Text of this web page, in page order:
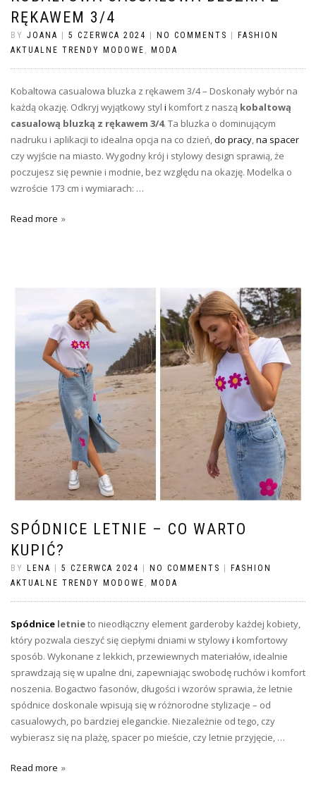
RĘKAWEM 3/4
BY JOANA 5 CZERWCA 2024 NO COMMENTS
FASHION
AKTUALNE TRENDY MODOWE , MODA
Kobaltowa casualowa bluzka z rękawem 3/4 – Doskonały wybór na
każdą okazję. Odkryj wyjątkowy styl i komfort z naszą kobaltową
casualową bluzką z rękawem 3/4. Ta bluzka o dominującym
nadruku i aplikacji to idealna opcja na co dzień,do pracy,na spacer
czy wyjście na miasto. Wygodny krój i stylowy design sprawią, że
poczujesz się pewnie i modnie, bez względu na okazję. Modelka o
wzroście 173 cm i wymiarach: …
Read more
SPÓDNICE LETNIE – CO WARTO
KUPIĆ?
BY LENA | 5 CZERWCA 2024 | NO COMMENTS | FASHION
AKTUALNE TRENDY MODOWE
MODA
Spódnice letnieto nieodłączny element garderoby każdej kobiety,
który pozwala cieszyć się ciepłymi dniami w stylowyi komfortowy
sposób. Wykonane z lekkich, przewiewnych materiałów, idealnie
sprawdzają się w upalne dni, zapewniając swobodę ruchów i komfort
noszenia. Bogactwo fasonów, długości i wzorów sprawia, że letnie
spódnice doskonale wpisują się w różnorodne stylizacje – od
casualowych, po bardziej eleganckie. Niezależnie od tego, czy
wybierasz się na plażę, spacer po mieście, czy letnie przyjęcie, …
Read more